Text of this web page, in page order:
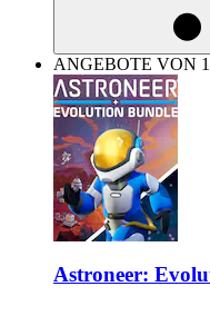
ANGEBOTE VON
Astroneer: